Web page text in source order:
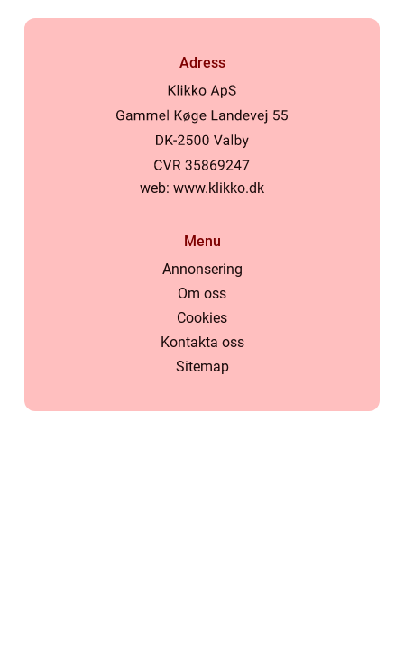
Adress
web: www.klikko.dk
Menu
Annonsering
Om oss
Cookies
Kontakta oss
Sitemap